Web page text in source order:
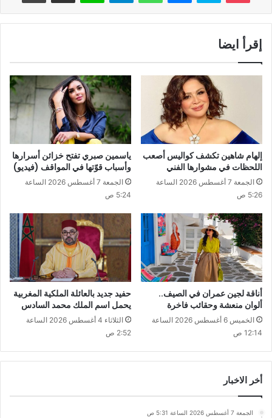
إقرأ ايضا
إلهام شاهين تكشف كواليس أصعب
اللحظات في مشوارها الفني
الجمعة 7 أغسطس 2026 الساعة
5:26 ص
ياسمين صبري تفتح خزائن أسرارها
وأسباب قوّتها في المواقف (فيديو)
الجمعة 7 أغسطس 2026 الساعة
5:24 ص
أناقة لجين عمران في الصيف..
ألوان منعشة وحقائب فاخرة
الخميس 6 أغسطس 2026 الساعة
12:14 ص
حفيد جديد بالعائلة الملكية المغربية
يحمل اسم الملك محمد السادس
الثلاثاء 4 أغسطس 2026 الساعة
2:52 ص
أخر الاخبار
الجمعة 7 أغسطس 2026 الساعة 5:31 ص